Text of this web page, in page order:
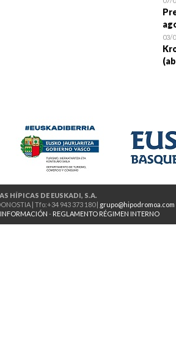
03/
HÍPICAS DE EUSKADI, S.A.
| Tfo:+34 943 373 180 | grupo@hipodromoa.com
- REGLAMENTO RÉGIMEN INTERNO